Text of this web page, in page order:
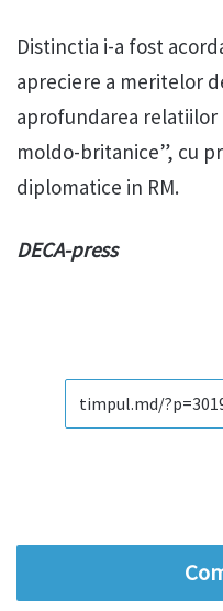
Distinctia i-a fost
apreciere a meritelor
aprofundarea
moldo-britanice”, cu
diplomatice in RM.
DECA-press